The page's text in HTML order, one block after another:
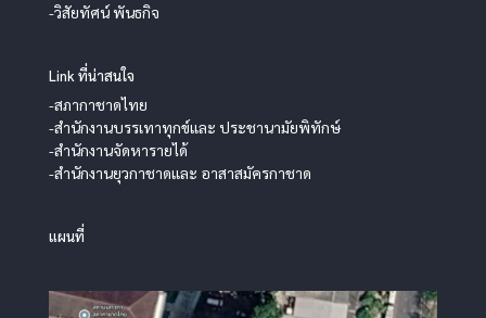
-วิสัยทัศน์ พันธกิจ
Link ที่น่าสนใจ
-สภากาชาดไทย
-สำนักงานบรรเทาทุกข์และ ประชานามัยพิทักษ์
-สำนักงานจัดหารายได้
-สำนักงานยุวกาชาดและ อาสาสมัครกาชาด
แผนที่